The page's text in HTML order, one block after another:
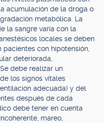
acumulación de la droga o
metabólica. La
la sangre varía con la
locales se deben
con hipotensión,
deteriorada,
debe realizar un
los signos vitales
adecuada) y del
después de cada
debe tener en cuenta
mareo,